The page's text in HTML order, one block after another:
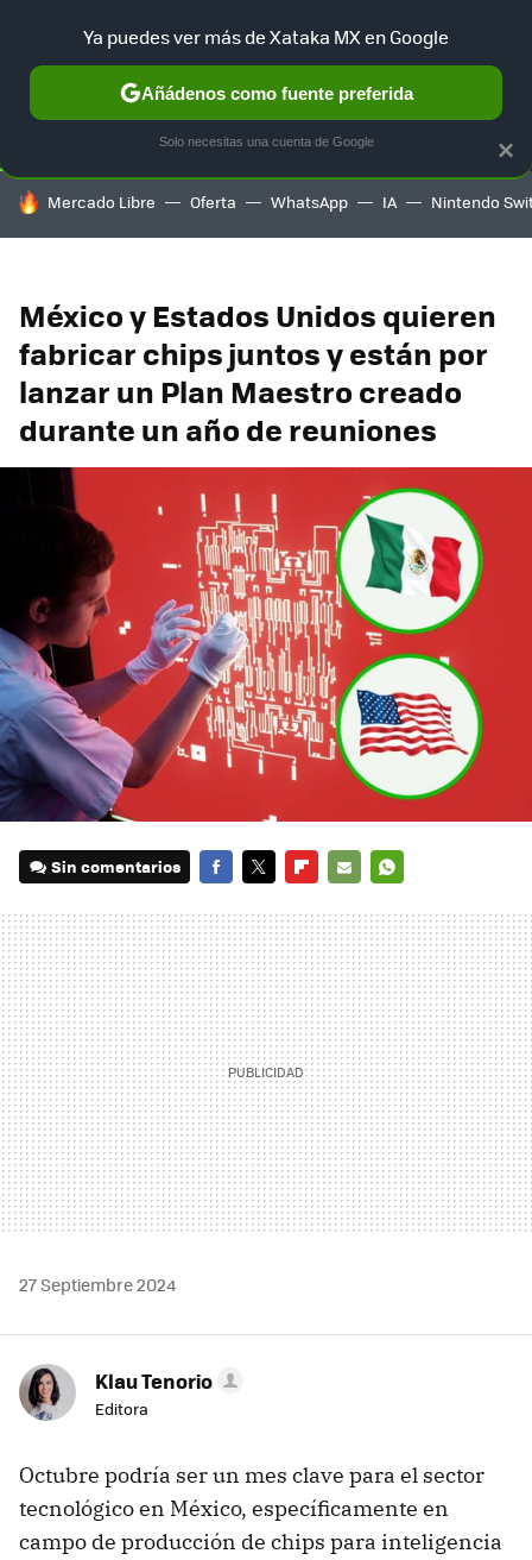
SELECCIÓN GAMING HOME AUTO TERRITORIO
HOY SE HABLA DE
Mercado Libre Oferta WhatsApp IA Nintendo
México y Estados Unidos quieren
fabricar chips juntos y están por
lanzar un Plan Maestro creado
durante un año de reuniones
Sin comentarios
MAIL
27 Septiembre 2024
Klau Tenorio
Editora
Octubre podría ser un mes clave para el sector
tecnológico en México, específicamente en
campo de producción de chips para inteligencia
×
Ya puedes ver más de Xataka MX en Google
Añádenos como fuente preferida
Solo necesitas una cuenta de Google